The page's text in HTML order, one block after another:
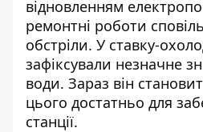
відновленням
ремонтні роботи
обстріли. У ставку-
зафіксували незначне
води. Зараз він
цього достатньо для
станції.